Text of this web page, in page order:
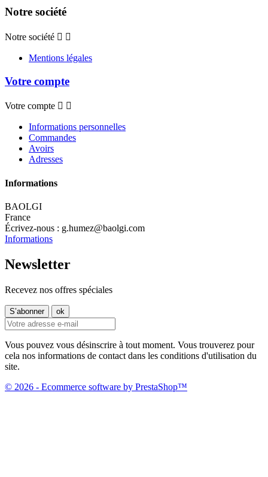
Notre société
Notre société  
Mentions légales
Votre compte
Votre compte  
Informations personnelles
Commandes
Avoirs
Adresses
Informations
BAOLGI
France
Écrivez-nous : g.humez@baolgi.com
Informations
Newsletter
Recevez nos offres spéciales
Vous pouvez vous désinscrire à tout moment. Vous trouverez pour
cela nos informations de contact dans les conditions d'utilisation du
site.
© 2026 - Ecommerce software by PrestaShop™